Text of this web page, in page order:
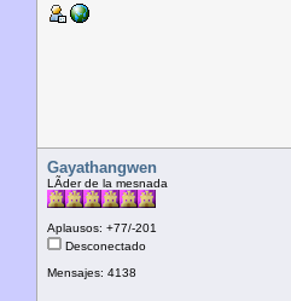
Gayathangwen
LÃ­der de la mesnada
Aplausos: +77/-201
Desconectado
Mensajes: 4138